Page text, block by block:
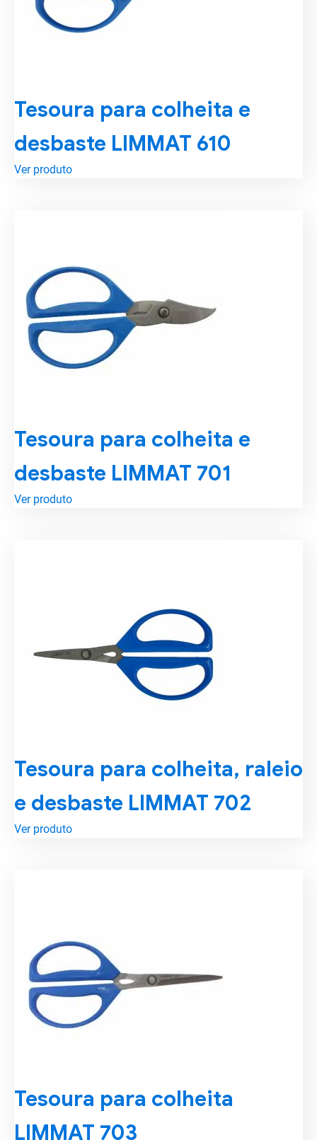
Tesoura para colheita e
desbaste LIMMAT 610
Ver produto
Tesoura para colheita e
desbaste LIMMAT 701
Ver produto
Tesoura para colheita, raleio
e desbaste LIMMAT 702
Ver produto
Tesoura para colheita
LIMMAT 703